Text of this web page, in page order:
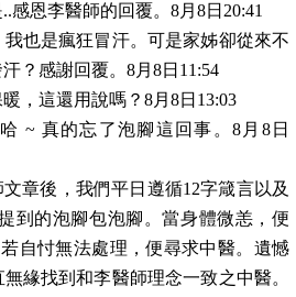
恩李醫師的回覆。8月8日20:41
也是瘋狂冒汗。可是家姊卻從來不
？感謝回覆。8月8日11:54
這還用說嗎？8月8日13:03
~ 真的忘了泡腳這回事。8月8日
章後，我們平日遵循12字箴言以及
到的泡腳包泡腳。當身體微恙，便
自忖無法處理，便尋求中醫。遺憾
緣找到和李醫師理念一致之中醫。